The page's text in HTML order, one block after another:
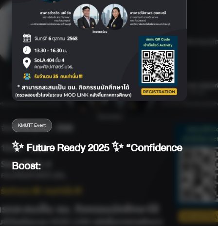
KMUTT Event
✨ Future Ready 2025 ✨ “Confidence
Boost: